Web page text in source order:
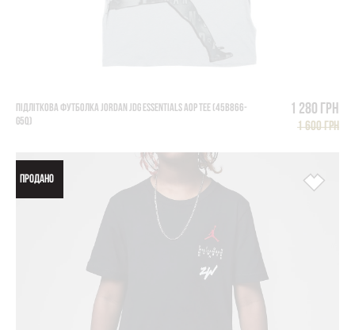
ПІДЛІТКОВА ФУТБОЛКА JORDAN JDG ESSENTIALS AOP TEE (45B866-
G5Q)
1 280 грн
1 600 грн
ПРОДАНО